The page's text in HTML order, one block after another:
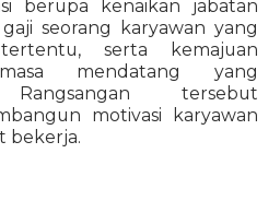
berupa kenaikan jabatan
seorang karyawan yang
serta kemajuan
mendatang yang
Rangsangan tersebut
motivasi karyawan
bekerja.